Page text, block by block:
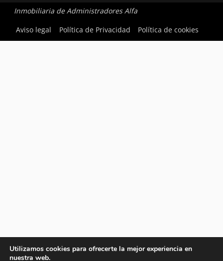
Inmobiliaria de Administradores Alfa
Aviso legal
Política de Privacidad Política de cookies
Utilizamos cookies para ofrecerte la mejor experiencia en
nuestra web.